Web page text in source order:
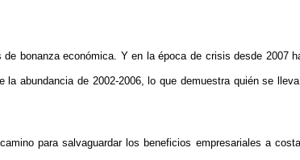
bonanza económica. Y en la época de crisis desde 2007
abundancia de 2002-2006, lo que demuestra quién se
para salvaguardar los beneficios empresariales a